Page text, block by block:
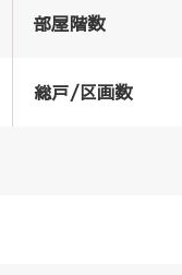
部屋階数
総戸/区画数